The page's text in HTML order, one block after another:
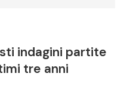
indagini partite
tre anni